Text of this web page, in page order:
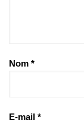
Nom *
E-mail *